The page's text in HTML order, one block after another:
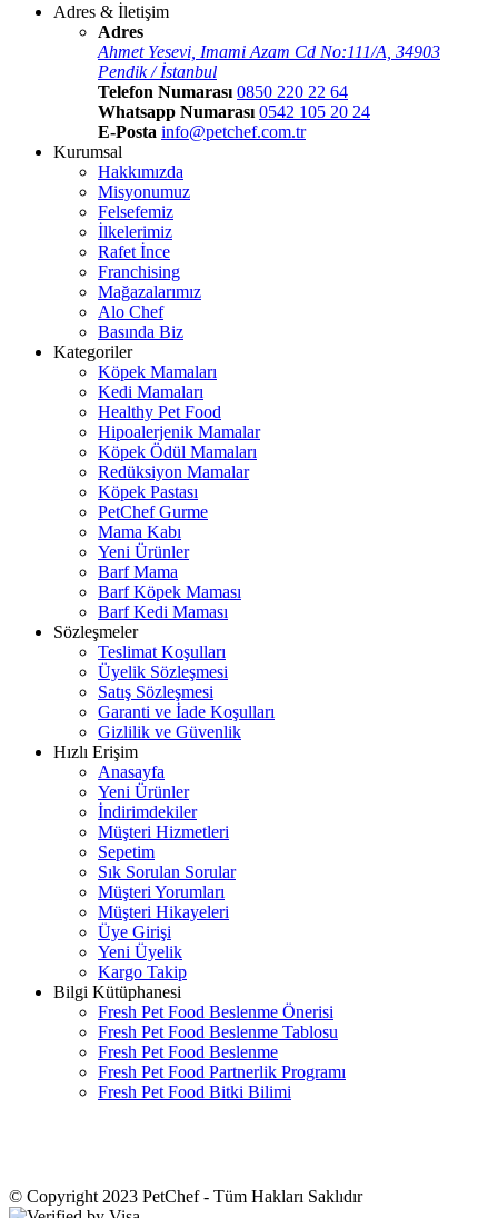
Adres & İletişim
Adres
Ahmet Yesevi, Imami Azam Cd No:111/A, 34903
Pendik / İstanbul
Telefon Numarası 0850 220 22 64
Whatsapp Numarası 0542 105 20 24
E-Posta info@petchef.com.tr
Kurumsal
Hakkımızda
Misyonumuz
Felsefemiz
İlkelerimiz
Rafet İnce
Franchising
Mağazalarımız
Alo Chef
Basında Biz
Kategoriler
Köpek Mamaları
Kedi Mamaları
Healthy Pet Food
Hipoalerjenik Mamalar
Köpek Ödül Mamaları
Redüksiyon Mamalar
Köpek Pastası
PetChef Gurme
Mama Kabı
Yeni Ürünler
Barf Mama
Barf Köpek Maması
Barf Kedi Maması
Sözleşmeler
Teslimat Koşulları
Üyelik Sözleşmesi
Satış Sözleşmesi
Garanti ve İade Koşulları
Gizlilik ve Güvenlik
Hızlı Erişim
Anasayfa
Yeni Ürünler
İndirimdekiler
Müşteri Hizmetleri
Sepetim
Sık Sorulan Sorular
Müşteri Yorumları
Müşteri Hikayeleri
Üye Girişi
Yeni Üyelik
Kargo Takip
Bilgi Kütüphanesi
Fresh Pet Food Beslenme Önerisi
Fresh Pet Food Beslenme Tablosu
Fresh Pet Food Beslenme
Fresh Pet Food Partnerlik Programı
Fresh Pet Food Bitki Bilimi
© Copyright 2023 PetChef - Tüm Hakları Saklıdır